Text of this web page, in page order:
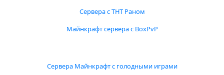
Сервера с ТНТ Раном
Майнкрафт сервера с BoxPvP
Сервера Майнкрафт с голодными играми